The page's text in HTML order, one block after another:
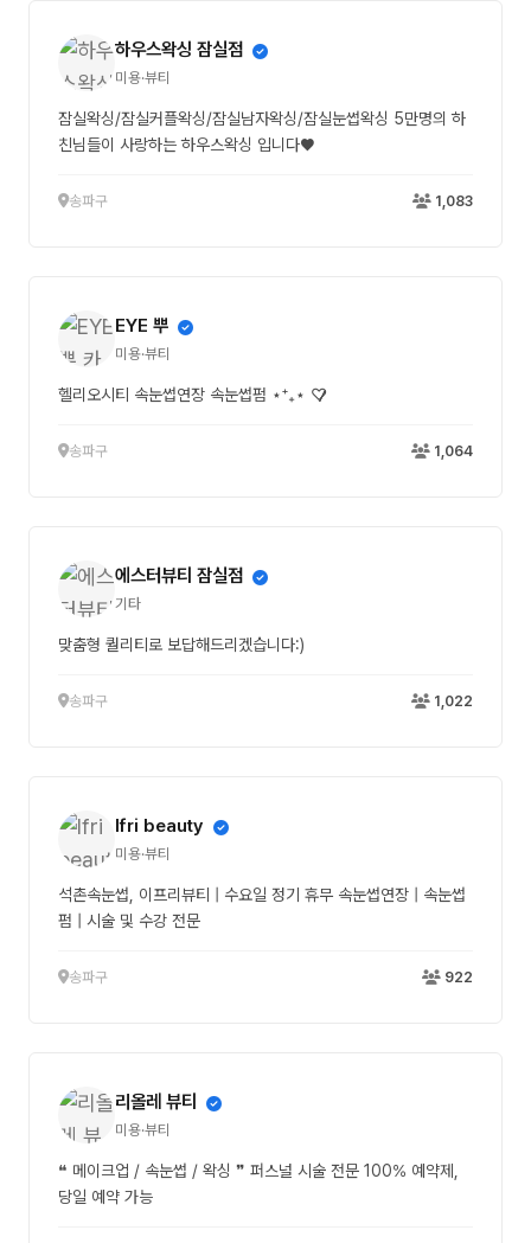
하우스왁싱 잠실점
미용·뷰티
잠실왁싱/잠실커플왁싱/잠실남자왁싱/잠실눈썹왁싱 5만명의 하
친님들이 사랑하는 하우스왁싱 입니다♥
송파구 1,083
EYE 뿌
미용·뷰티
헬리오시티 속눈썹연장 속눈썹펌 ⋆⁺₊⋆ ♡̷̷̷
송파구 1,064
에스터뷰티 잠실점
기타
맞춤형 퀄리티로 보답해드리겠습니다:)
송파구 1,022
Ifri beauty
미용·뷰티
석촌속눈썹, 이프리뷰티 | 수요일 정기 휴무 속눈썹연장 | 속눈썹
펌 | 시술 및 수강 전문
송파구 922
리올레 뷰티
미용·뷰티
❝ 메이크업 / 속눈썹 / 왁싱 ❞ 퍼스널 시술 전문 100% 예약제,
당일 예약 가능